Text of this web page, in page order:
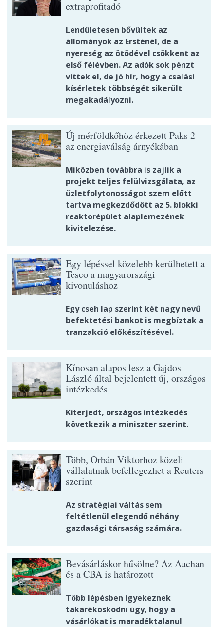
extraprofitadó
Lendületesen bővültek az
állományok az Ersténél, de a
nyereség az ötödével csökkent az
első félévben. Az adók sok pénzt
vittek el, de jó hír, hogy a csalási
kísérletek többségét sikerült
megakadályozni.
Új mérföldkőhöz érkezett Paks 2
az energiaválság árnyékában
Miközben továbbra is zajlik a
projekt teljes felülvizsgálata, az
üzletfolytonosságot szem előtt
tartva megkezdődött az 5. blokki
reaktorépület alaplemezének
kivitelezése.
Egy lépéssel közelebb kerülhetett a
Tesco a magyarországi
kivonuláshoz
Egy cseh lap szerint két nagy nevű
befektetési bankot is megbíztak a
tranzakció előkészítésével.
Kínosan alapos lesz a Gajdos
László által bejelentett új, országos
intézkedés
Kiterjedt, országos intézkedés
következik a miniszter szerint.
Több, Orbán Viktorhoz közeli
vállalatnak befellegezhet a Reuters
szerint
Az stratégiai váltás sem
feltétlenül elegendő néhány
gazdasági társaság számára.
Bevásárláskor hűsölne? Az Auchan
és a CBA is határozott
Több lépésben igyekeznek
takarékoskodni úgy, hogy a
vásárlókat is maradéktalanul